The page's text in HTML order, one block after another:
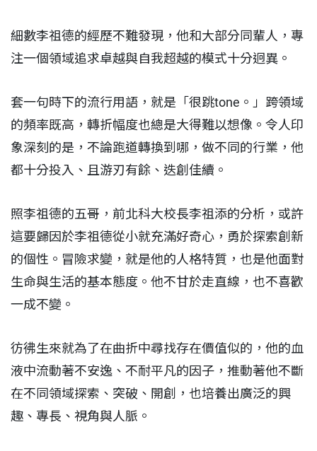
細數李祖德的經歷不難發現，他和大部分同輩人，專
注一個領域追求卓越與自我超越的模式十分迥異。
套一句時下的流行用語，就是「很跳tone。」跨領域
的頻率既高，轉折幅度也總是大得難以想像。令人印
象深刻的是，不論跑道轉換到哪，做不同的行業，他
都十分投入、且游刃有餘、迭創佳續。
照李祖德的五哥，前北科大校長李祖添的分析，或許
這要歸因於李祖德從小就充滿好奇心，勇於探索創新
的個性。冒險求變，就是他的人格特質，也是他面對
生命與生活的基本態度。他不甘於走直線，也不喜歡
一成不變。
彷彿生來就為了在曲折中尋找存在價值似的，他的血
液中流動著不安逸、不耐平凡的因子，推動著他不斷
在不同領域探索、突破、開創，也培養出廣泛的興
趣、專長、視角與人脈。